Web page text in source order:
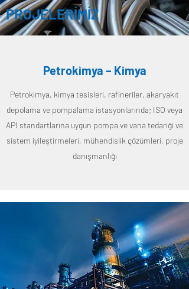
PROJELERİMİZ
Petrokimya – Kimya
Petrokimya, kimya tesisleri, rafineriler, akaryakıt
depolama ve pompalama istasyonlarında; ISO veya
API standartlarına uygun pompa ve vana tedariği ve
sistem iyileştirmeleri, mühendislik çözümleri, proje
danışmanlığı